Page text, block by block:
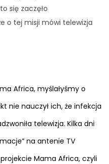
się zaczęło
o tej misji mówi telewizja
Africa, myślałyśmy o
nie nauczył ich, że infekcja
telewizja. Kilka dni
na antenie TV
Mama Africa, czyli